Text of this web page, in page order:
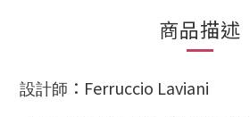
商品描述
設計師 ：Ferruccio Laviani